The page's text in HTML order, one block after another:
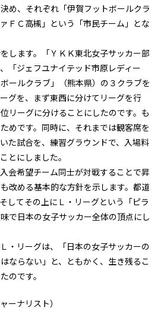
め、それぞれ「伊賀フットボールクラ
ＦＣ高槻」という「市民チーム」とな
します。「ＹＫＫ東北女子サッカー部
「ジェフユナイテッド市原レディー
ールクラブ」（熊本県）の３クラブを
グを、まず東西に分けてリーグを行
リーグに分けることにしたのです。も
めです。同時に、それまでは観客席を
た試合を、練習グラウンドで、入場料
とにしました。
会希望チーム同士が対戦することで昇
改める基本的な方針を示します。都道
してその上にＬ・リーグという「ピラ
で日本の女子サッカー全体の頂点にし
・リーグは、「日本の女子サッカーの
ならない」と、ともかく、生き残るこ
のです。
ーナリスト）